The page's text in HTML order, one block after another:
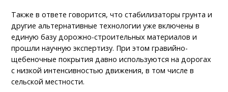
Также в ответе говорится, что стабилизаторы грунта и
другие альтернативные технологии уже включены в
единую базу дорожно-строительных материалов и
прошли научную экспертизу. При этом гравийно-
щебеночные покрытия давно используются на дорогах
с низкой интенсивностью движения, в том числе в
сельской местности.